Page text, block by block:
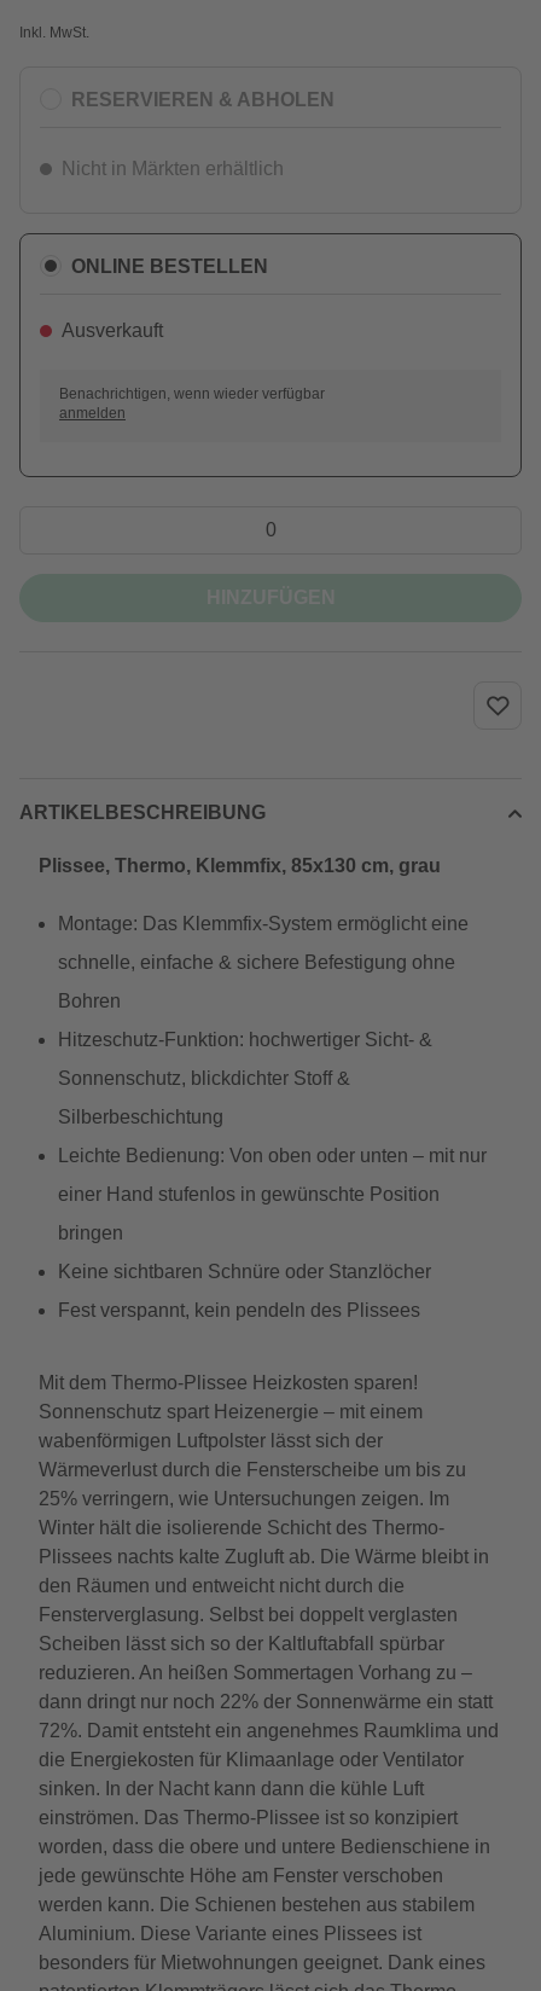
Inkl. MwSt.
RESERVIEREN & ABHOLEN
Nicht in Märkten erhältlich
ONLINE BESTELLEN
Ausverkauft
Benachrichtigen, wenn wieder verfügbar
anmelden
ARTIKELBESCHREIBUNG
Plissee, ‎Thermo, Klemmfix, 85x130 cm, grau
Montage: Das Klemmfix-System ermöglicht eine
schnelle, einfache & sichere Befestigung ohne
Bohren
Hitzeschutz-Funktion: hochwertiger Sicht- &
Sonnenschutz, blickdichter Stoff &
Silberbeschichtung
Leichte Bedienung: Von oben oder unten – mit nur
einer Hand stufenlos in gewünschte Position
bringen
Keine sichtbaren Schnüre oder Stanzlöcher
Fest verspannt, kein pendeln des Plissees
Mit dem Thermo-Plissee Heizkosten sparen!
Sonnenschutz spart Heizenergie – mit einem
wabenförmigen Luftpolster lässt sich der
Wärmeverlust durch die Fensterscheibe um bis zu
25% verringern, wie Untersuchungen zeigen. Im
Winter hält die isolierende Schicht des Thermo-
Plissees nachts kalte Zugluft ab. Die Wärme bleibt in
den Räumen und entweicht nicht durch die
Fensterverglasung. Selbst bei doppelt verglasten
Scheiben lässt sich so der Kaltluftabfall spürbar
reduzieren. An heißen Sommertagen Vorhang zu –
dann dringt nur noch 22% der Sonnenwärme ein statt
72%. Damit entsteht ein angenehmes Raumklima und
die Energiekosten für Klimaanlage oder Ventilator
sinken. In der Nacht kann dann die kühle Luft
einströmen. Das Thermo-Plissee ist so konzipiert
worden, dass die obere und untere Bedienschiene in
jede gewünschte Höhe am Fenster verschoben
werden kann. Die Schienen bestehen aus stabilem
Aluminium. Diese Variante eines Plissees ist
besonders für Mietwohnungen geeignet. Dank eines